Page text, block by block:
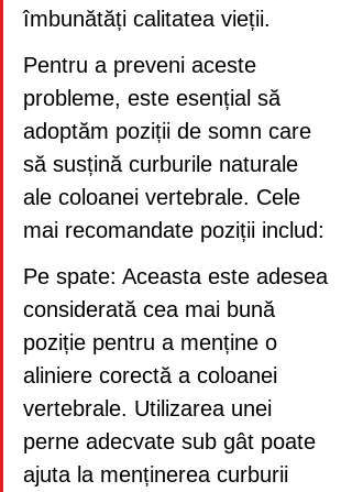
îmbunătăți calitatea vieții.
Pentru a preveni aceste
probleme, este esențial să
adoptăm poziții de somn care
să susțină curburile naturale
ale coloanei vertebrale. Cele
mai recomandate poziții includ:
Pe spate: Aceasta este adesea
considerată cea mai bună
poziție pentru a menține o
aliniere corectă a coloanei
vertebrale. Utilizarea unei
perne adecvate sub gât poate
ajuta la menținerea curburii